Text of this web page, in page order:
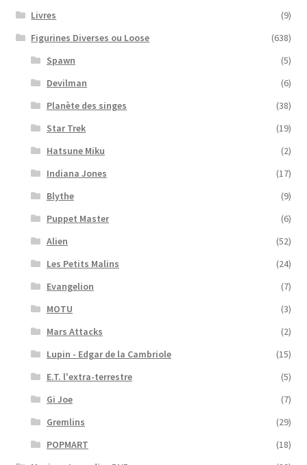
Livres
(9)
Figurines Diverses ou Loose
(638)
Spawn
(5)
Devilman
(6)
Planète des singes
(38)
Star Trek
(19)
Hatsune Miku
(2)
Indiana Jones
(17)
Blythe
(9)
Puppet Master
(6)
Alien
(52)
Les Petits Malins
(24)
Evangelion
(7)
MOTU
(3)
Mars Attacks
(2)
Lupin - Edgar de la Cambriole
(15)
E.T. l'extra-terrestre
(5)
Gi Joe
(7)
Gremlins
(29)
POPMART
(18)